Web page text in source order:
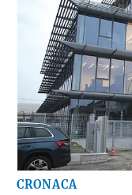
CRONACA